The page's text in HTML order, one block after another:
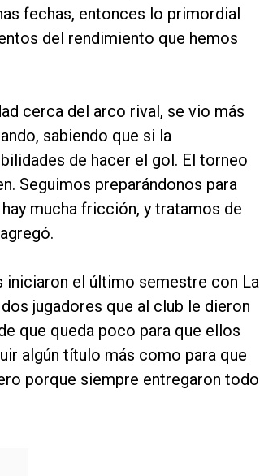
fechas, entonces lo primordial
del rendimiento que hemos
cerca del arco rival, se vio más
sabiendo que si la
de hacer el gol. El torneo
Seguimos preparándonos para
mucha fricción, y tratamos de
iniciaron el último semestre con La
jugadores que al club le dieron
que queda poco para que ellos
algún título más como para que
porque siempre entregaron todo